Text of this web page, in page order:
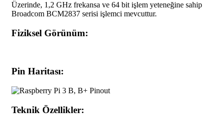
Üzerinde, 1,2 GHz frekansa ve 64 bit işlem yeteneğine sahip
Broadcom BCM2837 serisi işlemci mevcuttur.
Fiziksel Görünüm:
Pin Haritası:
Teknik Özellikler: